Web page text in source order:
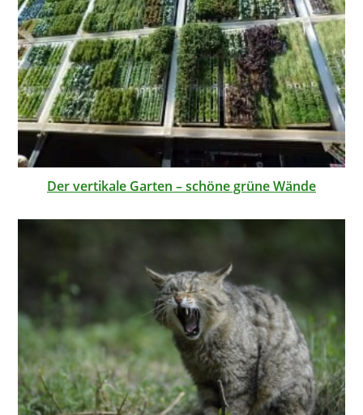
Der vertikale Garten – schöne grüne Wände